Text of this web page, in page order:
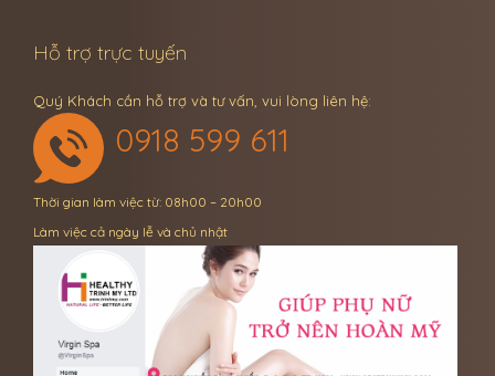
Hỗ trợ trực tuyến
Quý Khách cần hỗ trợ và tư vấn, vui lòng liên hệ:
0918 599 611
Thời gian làm việc từ: 08h00 – 20h00
Làm việc cả ngày lễ và chủ nhật